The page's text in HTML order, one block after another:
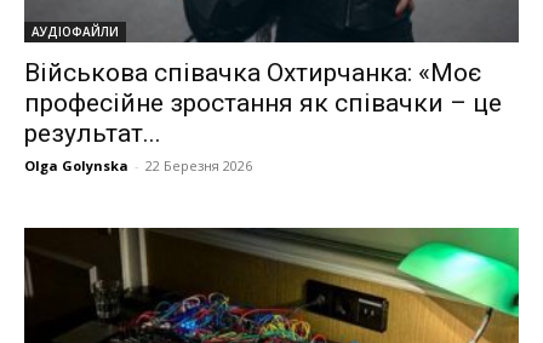
АУДІОФАЙЛИ
Військова співачка Охтирчанка: «Моє
професійне зростання як співачки – це
результат...
Olga Golynska - 22 Березня 2026